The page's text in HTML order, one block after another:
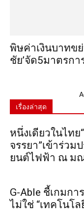
พิษค่าเงินบาทข
ชัย’จัด5มาตรกา
เรื่องล่าสุด
หนึ่งเดียวในไท
จรรยา”เข้าร่ว
ยนต์ไฟฟ้า ณ ม
G-Able ชี้เกมก
ไม่ใช่ “เทคโนโล